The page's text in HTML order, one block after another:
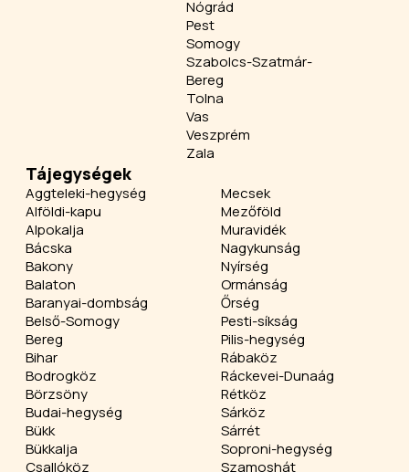
Nógrád
Pest
Somogy
Szabolcs-Szatmár-
Bereg
Tolna
Vas
Veszprém
Zala
Tájegységek
Aggteleki-hegység
Alföldi-kapu
Alpokalja
Bácska
Bakony
Balaton
Baranyai-dombság
Belső-Somogy
Bereg
Bihar
Bodrogköz
Börzsöny
Budai-hegység
Bükk
Bükkalja
Csallóköz
Mecsek
Mezőföld
Muravidék
Nagykunság
Nyírség
Ormánság
Őrség
Pesti-síkság
Pilis-hegység
Rábaköz
Ráckevei-Dunaág
Rétköz
Sárköz
Sárrét
Soproni-hegység
Szamoshát